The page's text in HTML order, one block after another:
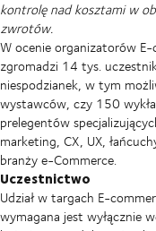
kontrolę nad kosztami w
zwrotów.
W ocenie organizatorów
zgromadzi 14 tys.
niespodzianek, w tym
wystawców, czy 150
prelegentów
marketing, CX, UX,
branży e-Commerce.
Uczestnictwo
Udział w targach E-
wymagana jest wyłącznie